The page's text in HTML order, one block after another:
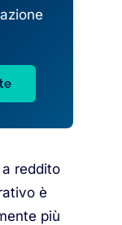
reddito
è
più